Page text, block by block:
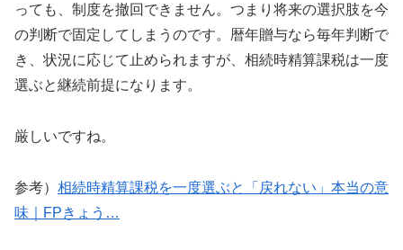
っても、制度を撤回できません。つまり将来の選択肢を今
の判断で固定してしまうのです。暦年贈与なら毎年判断で
き、状況に応じて止められますが、相続時精算課税は一度
選ぶと継続前提になります。
厳しいですね。
参考） 相続時精算課税を一度選ぶと「戻れない」本当の意
味｜FPきょう…